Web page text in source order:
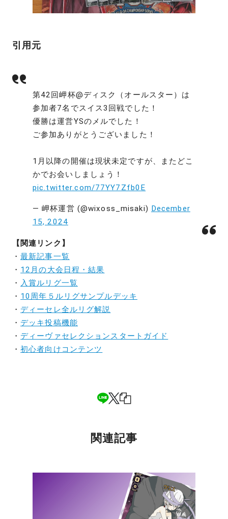
引用元
第42回岬杯@ディスク（オールスター）は
参加者7名でスイス3回戦でした！
優勝は運営YSのメルでした！
ご参加ありがとうございました！
1月以降の開催は現状未定ですが、またどこ
かでお会いしましょう！
pic.twitter.com/77YY7Zfb0E
— 岬杯運営 (@wixoss_misaki) December
15, 2024
【関連リンク】
・最新記事一覧
・ 12月の大会日程・結果
・ 入賞ルリグ一覧
・ 10周年５ルリグサンプルデッキ
・ ディーセレ全ルリグ解説
・ デッキ投稿機能
・ ディーヴァセレクションスタートガイド
・初心者向けコンテンツ
関連記事